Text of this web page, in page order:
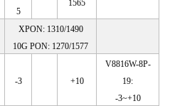
5
1565
XPON: 1310/1490
10G PON: 1270/1577
-3 +10
V8816W-8P-
19:
-3~+10